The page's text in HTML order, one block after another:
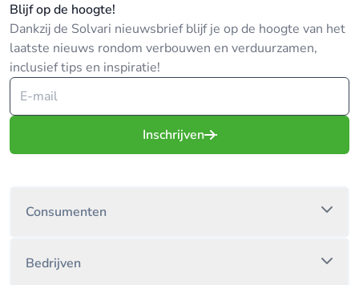
Blijf op de hoogte!
Dankzij de Solvari nieuwsbrief blijf je op de hoogte van het
laatste nieuws rondom verbouwen en verduurzamen,
inclusief tips en inspiratie!
Inschrijven
Consumenten
Bedrijven